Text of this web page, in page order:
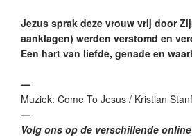
Jezus sprak deze vrouw vrij door
aanklagen) werden verstomd en
Een hart van liefde, genade en
—
Muziek: Come To Jesus / Kristian
—
Volg ons op de verschillende